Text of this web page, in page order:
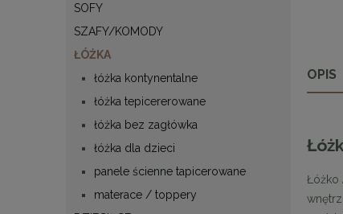
SOFY
SZAFY/KOMODY
ŁÓŻKA
łóżka kontynentalne
łóżka tepicererowane
łóżka bez zagłówka
łóżka dla dzieci
panele ścienne tapicerowane
materace / toppery
OPIS
Łóżko